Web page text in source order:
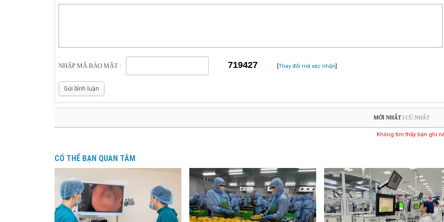
NHẬP MÃ BẢO MẬT : [Thay đổi mã xác nhận]
Gửi bình luận
MỚI NHẤT CŨ NHẤT
Không tìm thấy bản ghi
CÓ THỂ BẠN QUAN TÂM